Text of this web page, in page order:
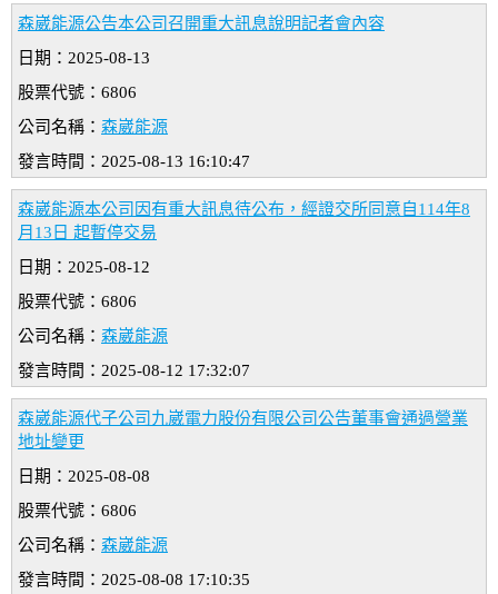
森崴能源公告本公司召開重大訊息說明記者會內容
日期：2025-08-13
股票代號：6806
公司名稱： 森崴能源
發言時間：2025-08-13 16:10:47
森崴能源本公司因有重大訊息待公布，經證交所同意自114年8
月13日 起暫停交易
日期：2025-08-12
股票代號：6806
公司名稱： 森崴能源
發言時間：2025-08-12 17:32:07
森崴能源代子公司九崴電力股份有限公司公告董事會通過營業
地址變更
日期：2025-08-08
股票代號：6806
公司名稱： 森崴能源
發言時間：2025-08-08 17:10:35